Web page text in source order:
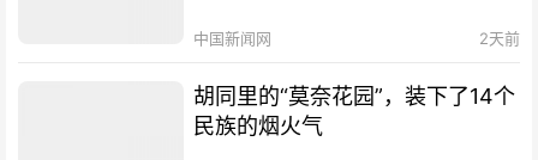
中国新闻网 2天前
胡同里的“莫奈花园”，装下了14个
民族的烟火气